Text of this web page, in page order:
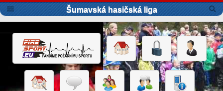
Šumavská hasičská liga